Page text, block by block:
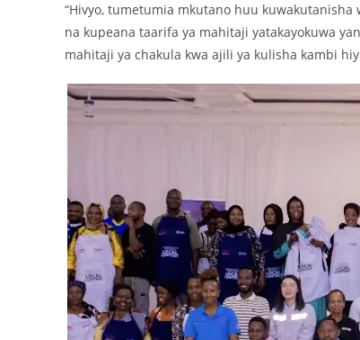
“Hivyo, tumetumia mkutano huu
na kupeana taarifa ya mahitaji yatakayokuwa
mahitaji ya chakula kwa ajili ya kulisha kambi